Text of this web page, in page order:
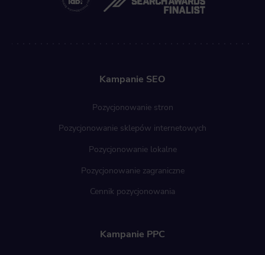
Kampanie SEO
Pozycjonowanie stron
Pozycjonowanie sklepów internetowych
Pozycjonowanie lokalne
Pozycjonowanie zagraniczne
Cennik pozycjonowania
Kampanie PPC